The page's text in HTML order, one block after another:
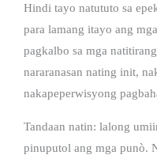
Hindi tayo natututo sa
para lamang itayo ang
pagkalbo sa mga
nararanasan nating init,
nakapeperwisyong
Tandaan natin: lalong
pinuputol ang mga punò.